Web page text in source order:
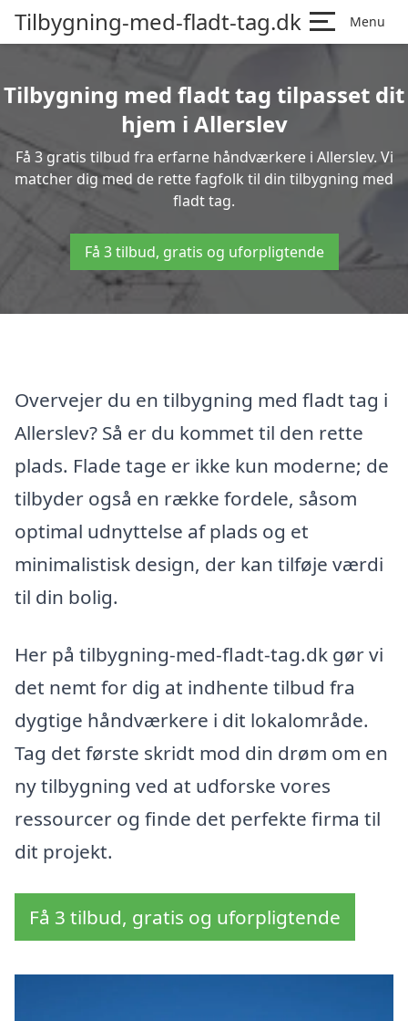
Tilbygning-med-fladt-tag.dk Menu
Tilbygning med fladt tag tilpasset dit
hjem i Allerslev
Få 3 gratis tilbud fra erfarne håndværkere i Allerslev. Vi
matcher dig med de rette fagfolk til din tilbygning med
fladt tag.
Få 3 tilbud, gratis og uforpligtende
Overvejer du en tilbygning med fladt tag i
Allerslev? Så er du kommet til den rette
plads. Flade tage er ikke kun moderne; de
tilbyder også en række fordele, såsom
optimal udnyttelse af plads og et
minimalistisk design, der kan tilføje værdi
til din bolig.
Her på tilbygning-med-fladt-tag.dk gør vi
det nemt for dig at indhente tilbud fra
dygtige håndværkere i dit lokalområde.
Tag det første skridt mod din drøm om en
ny tilbygning ved at udforske vores
ressourcer og finde det perfekte firma til
dit projekt.
Få 3 tilbud, gratis og uforpligtende